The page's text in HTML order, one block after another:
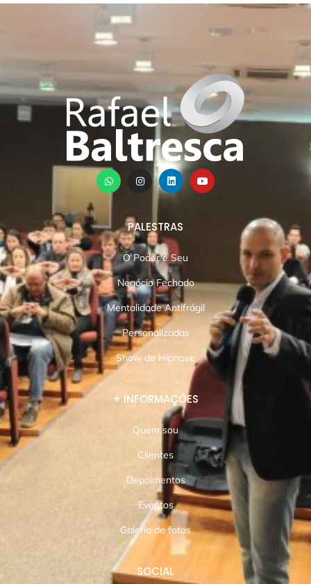
PALESTRAS
O Poder é Seu
Negócio Fechado
Mentalidade Antifrágil
Personalizadas
Show de Hipnose
+ INFORMAÇÕES
Quem sou
Clientes
Depoimentos
Eventos
Galeria de fotos
SOCIAL